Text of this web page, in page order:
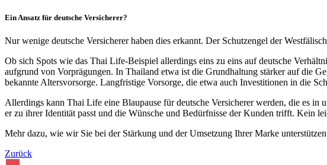
Ein Ansatz für deutsche Versicherer?
Nur wenige deutsche Versicherer haben dies erkannt. Der Schutzengel der
Ob sich Spots wie das Thai Life-Beispiel allerdings eins zu eins auf deutsche
aufgrund von Vorprägungen. In Thailand etwa ist die Grundhaltung stärker auf die
bekannte Altersvorsorge. Langfristige Vorsorge, die etwa auch Investitionen in die
Allerdings kann Thai Life eine Blaupause für deutsche Versicherer werden, die es
er zu ihrer Identität passt und die Wünsche und Bedürfnisse der Kunden trifft. Kein
Mehr dazu, wie wir Sie bei der Stärkung und der Umsetzung Ihrer Marke
Zurück